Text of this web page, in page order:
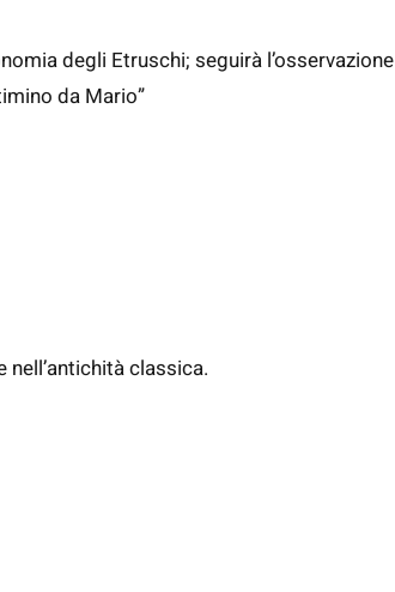
degli Etruschi; seguirà l’osservazione
da Mario”
classica.